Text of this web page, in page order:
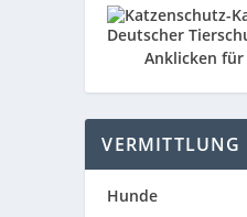
Anklicken
VERMITTLUNG
Hunde